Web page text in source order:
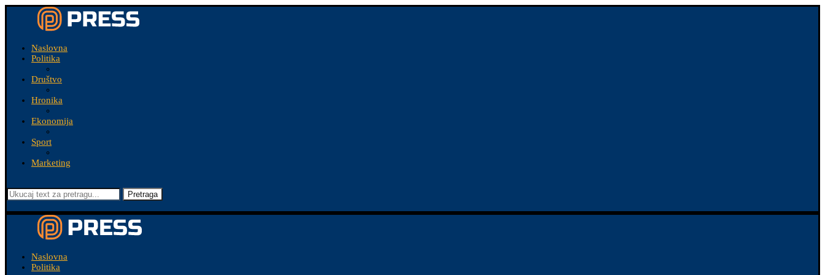
Naslovna
Politika
Društvo
Hronika
Ekonomija
Sport
Marketing
Pretraga
Naslovna
Politika